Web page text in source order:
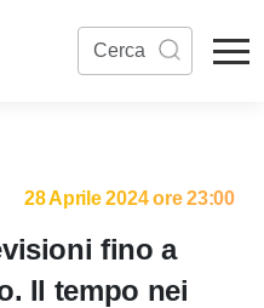
28 Aprile 2024 ore 23:00
fino a
Il tempo nei